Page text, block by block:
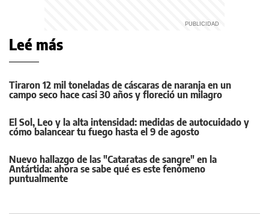
Leé más
Tiraron 12 mil toneladas de cáscaras de naranja en un
campo seco hace casi 30 años y floreció un milagro
El Sol, Leo y la alta intensidad: medidas de autocuidado y
cómo balancear tu fuego hasta el 9 de agosto
Nuevo hallazgo de las "Cataratas de sangre" en la
Antártida: ahora se sabe qué es este fenómeno
puntualmente